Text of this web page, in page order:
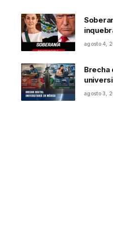
agosto 4,
Brecha
agosto 3,